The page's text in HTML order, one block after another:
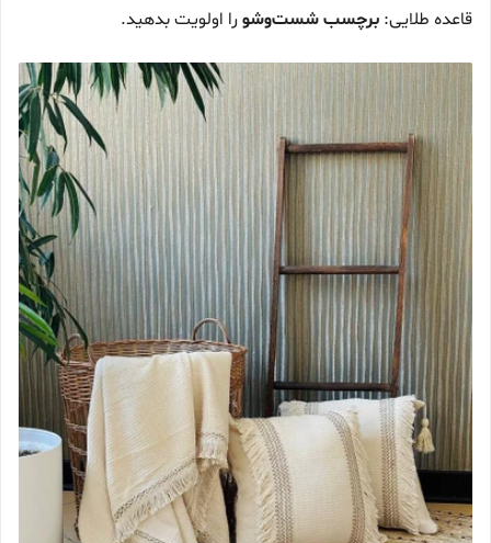
قاعده طلایی: برچسب شست‌وشورا اولویت بدهید.